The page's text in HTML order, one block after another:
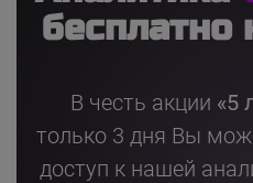
бесплатно
В честь акции «5
только 3 дня Вы
доступ к нашей